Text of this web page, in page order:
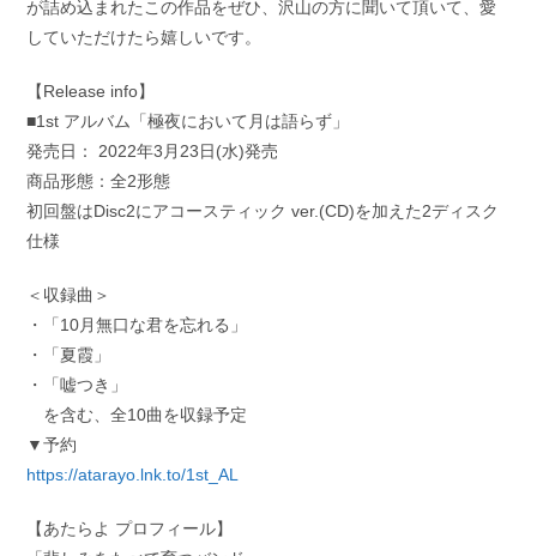
が詰め込まれたこの作品をぜひ、沢山の方に聞いて頂いて、愛
していただけたら嬉しいです。
【Release info】
■1st アルバム「極夜において月は語らず」
発売日： 2022年3月23日(水)発売
商品形態：全2形態
初回盤はDisc2にアコースティック ver.(CD)を加えた2ディスク
仕様
＜収録曲＞
・「10月無口な君を忘れる」
・「夏霞」
・「嘘つき」
を含む、全10曲を収録予定
▼予約
https://atarayo.lnk.to/1st_AL
【あたらよ プロフィール】